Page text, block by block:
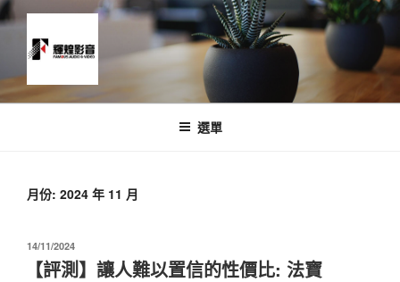
跳
至
要
內
News and Timeline
選單
月份: 2024 年 11 月
發
14/11/2024
【評測】讓人難以置信的性價比: 法寶